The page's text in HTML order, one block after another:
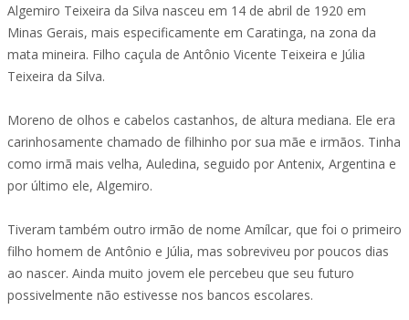
Algemiro Teixeira da Silva nasceu em 14 de abril de 1920 em
Minas Gerais, mais especificamente em Caratinga, na zona da
mata mineira. Filho caçula de Antônio Vicente Teixeira e Júlia
Teixeira da Silva.
Moreno de olhos e cabelos castanhos, de altura mediana. Ele era
carinhosamente chamado de filhinho por sua mãe e irmãos. Tinha
como irmã mais velha, Auledina, seguido por Antenix, Argentina e
por último ele, Algemiro.
Tiveram também outro irmão de nome Amílcar, que foi o primeiro
filho homem de Antônio e Júlia, mas sobreviveu por poucos dias
ao nascer. Ainda muito jovem ele percebeu que seu futuro
possivelmente não estivesse nos bancos escolares.